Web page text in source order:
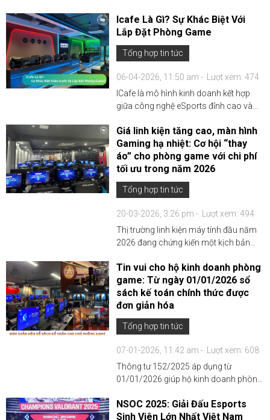
kinh doanh 2025 và dự thảo an ninh
mạng mới nhất. Cập nhật ngay để bảo
vệ thu nhập của bạn....
Icafe Là Gì? Sự Khác Biệt Với
Lắp Đặt Phòng Game
Tổng hợp tin tức
06-04-2026, 11:50 am -
Lượt xem: 474
ICafe là mô hình kinh doanh kết hợp
giữa công nghệ eSports đỉnh cao và
khái niệm lắp đặt phòng game truyền
thống. HoangTuanIcafe không chỉ
cung cấp phần cứng mạnh mẽ...
Giá linh kiện tăng cao, màn hình
Gaming hạ nhiệt: Cơ hội “thay
áo” cho phòng game với chi phí
tối ưu trong năm 2026
Tổng hợp tin tức
20-03-2026, 3:26 pm -
Lượt xem: 494
Thị trường linh kiện máy tính đầu năm
2026 đang chứng kiến một kịch bản
khi cơn bão giá RAM và VGA từ cuối
năm 2025 vẫn chưa có dấu hiệu hạ
nhiệt và ngày một tăng ca...
Tin vui cho hộ kinh doanh phòng
game: Từ ngày 01/01/2026 sổ
sách kế toán chính thức được
đơn giản hóa
Tổng hợp tin tức
07-01-2026, 11:42 am -
Lượt xem: 608
Thông tư 152/2025 áp dụng từ
01/01/2026 giúp hộ kinh doanh phòng
bỏ 7 loại sổ cũ theo Thông tư 88/2021,
linh hoạt theo doanh thu và dễ tự quản
NSOC 2025: Giải Đấu Esports
Sinh Viên Lớn Nhất Việt Nam